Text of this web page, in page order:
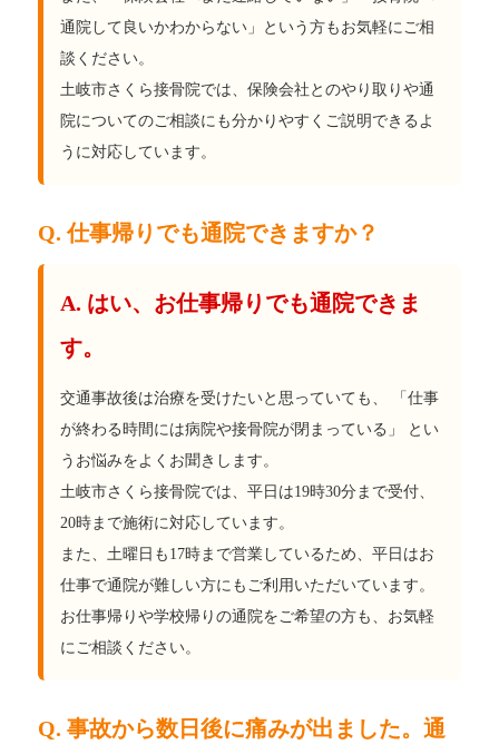
通院して良いかわからない」という方もお気軽にご相
談ください。
土岐市さくら接骨院では、保険会社とのやり取りや通
院についてのご相談にも分かりやすくご説明できるよ
うに対応しています。
Q. 仕事帰りでも通院できますか？
A. はい、お仕事帰りでも通院できま
す。
交通事故後は治療を受けたいと思っていても、 「仕事
が終わる時間には病院や接骨院が閉まっている」 とい
うお悩みをよくお聞きします。
土岐市さくら接骨院では、平日は19時30分まで受付、
20時まで施術に対応しています。
また、土曜日も17時まで営業しているため、平日はお
仕事で通院が難しい方にもご利用いただいています。
お仕事帰りや学校帰りの通院をご希望の方も、お気軽
にご相談ください。
Q. 事故から数日後に痛みが出ました。通